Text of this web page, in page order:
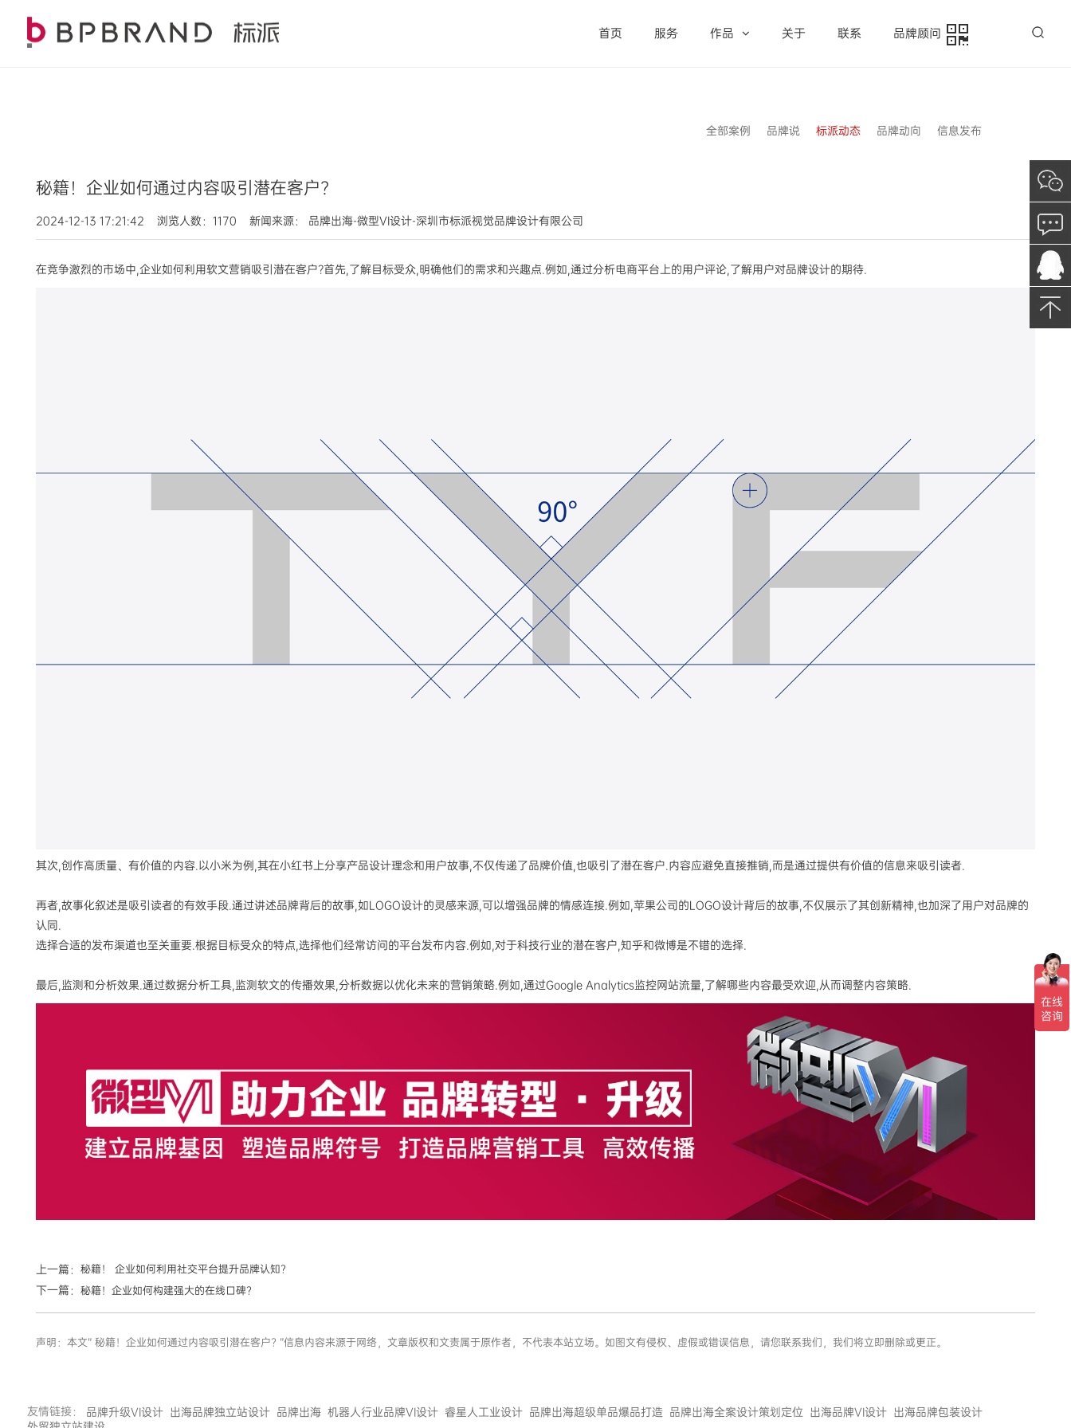
首页 服务 作品 关于 联系 品牌顾问
全部案例 品牌说 标派动态 品牌动向 信息发布
秘籍！企业如何通过内容吸引潜在客户?
2024-12-13 17:21:42 浏览人数：1170 新闻来源： 品牌出海-微型VI设计-深圳市标派视觉品牌设计有限公司
在竞争激烈的市场中,企业如何利用软文营销吸引潜在客户?首先,了解目标受众,明确他们的需求和兴趣点.例如,通过分析电商平台上的用户评论,了解用户对品牌设计的期待.
其次,创作高质量、有价值的内容.以小米为例,其在小红书上分享产品设计理念和用户故事,不仅传递了品牌价值,也吸引了潜在客户.内容应避免直接推销,而是通过提供有价值的信息来吸引读者.
再者,故事化叙述是吸引读者的有效手段.通过讲述品牌背后的故事,如LOGO设计的灵感来源,可以增强品牌的情感连接.例如,苹果公司的LOGO设计背后的故事,不仅展示了其创新精神,也加深了用户对品牌的
认同.
选择合适的发布渠道也至关重要.根据目标受众的特点,选择他们经常访问的平台发布内容.例如,对于科技行业的潜在客户,知乎和微博是不错的选择.
最后,监测和分析效果.通过数据分析工具,监测软文的传播效果,分析数据以优化未来的营销策略.例如,通过Google Analytics监控网站流量,了解哪些内容最受欢迎,从而调整内容策略.
上一篇： 秘籍！ 企业如何利用社交平台提升品牌认知?
下一篇： 秘籍！企业如何构建强大的在线口碑?
声明：本文“ 秘籍！企业如何通过内容吸引潜在客户? ”信息内容来源于网络，文章版权和文责属于原作者，不代表本站立场。如图文有侵权、虚假或错误信息，请您联系我们，我们将立即删除或更正。
友情链接： 品牌升级VI设计 出海品牌独立站设计 品牌出海 机器人行业品牌VI设计 睿星人工业设计 品牌出海超级单品爆品打造 品牌出海全案设计策划定位 出海品牌VI设计 出海品牌包装设计